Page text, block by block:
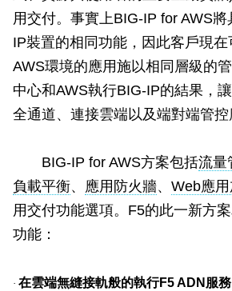
用交付。事實上BIG-IP for AWS將
IP裝置的相同功能，因此客戶現在
AWS環境的應用施以相同層級的
中心和AWS執行BIG-IP的結果，
全通道、連接雲端以及端對端管控
BIG-IP for AWS方案包括流量
負載平衡、 應用防火牆、 Web應
用交付功能選項。 F5的此一新方
功能：
· 在雲端無縫接軌般的執行F5 ADN 服務